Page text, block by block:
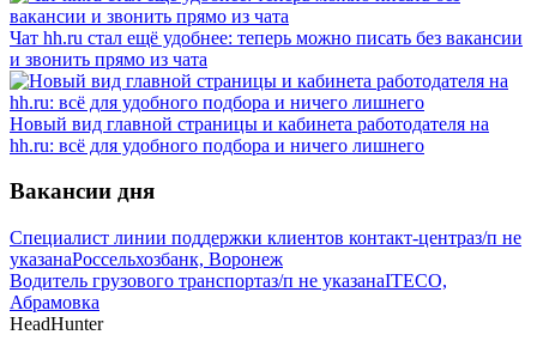
Чат hh.ru стал ещё удобнее: теперь можно писать без вакансии
и звонить прямо из чата
Новый вид главной страницы и кабинета работодателя на
hh.ru: всё для удобного подбора и ничего лишнего
Вакансии дня
Специалист линии поддержки клиентов контакт-центраз/п не
указанаРоссельхозбанк, Воронеж
Водитель грузового транспортаз/п не указанаITECO,
Абрамовка
HeadHunter